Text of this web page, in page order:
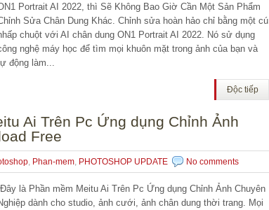
Portrait AI 2022, thì Sẽ Không Bao Giờ Cần Một Sản Phẩm
Sửa Chân Dung Khác. Chỉnh sửa hoàn hảo chỉ bằng một cú
chuột với AI chân dung ON1 Portrait AI 2022. Nó sử dụng
nghệ máy học để tìm mọi khuôn mặt trong ảnh của bạn và
động làm...
Độc tiếp
Ai Trên Pc Ứng dụng Chỉnh Ảnh
Free
Phan-mem PHOTOSHOP UPDATE No comments
Đây là Phần mềm Meitu Ai Trên Pc Ứng dụng Chỉnh Ảnh Chuyên
dành cho studio, ảnh cưới, ảnh chân dung thời trang. Mọi